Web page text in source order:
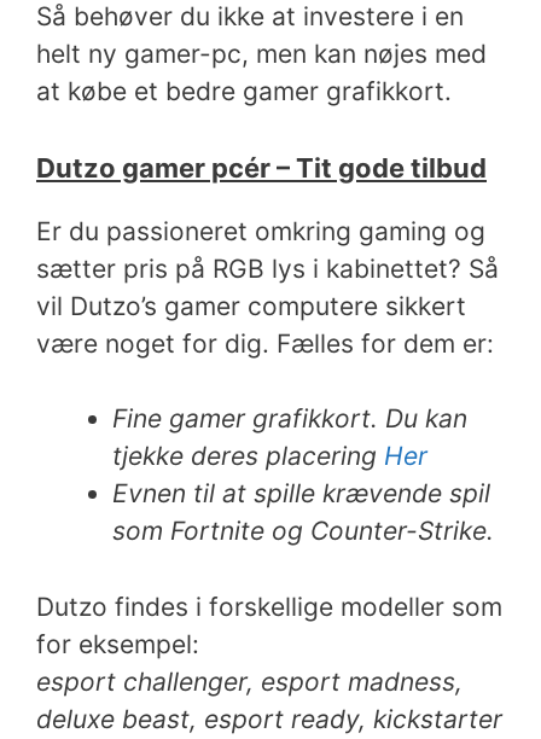
Så behøver du ikke at investere i en
helt ny gamer-pc, men kan nøjes med
at købe et bedre gamer grafikkort.
Dutzo gamer pcér – Tit gode tilbud
Er du passioneret omkring gaming og
sætter pris på RGB lys i kabinettet? Så
vil Dutzo’s gamer computere sikkert
være noget for dig. Fælles for dem er:
Fine gamer grafikkort. Du kan
tjekke deres placering Her
Evnen til at spille krævende spil
som Fortnite og Counter-Strike.
Dutzo findes i forskellige modeller som
for eksempel:
esport challenger, esport madness,
deluxe beast, esport ready, kickstarter